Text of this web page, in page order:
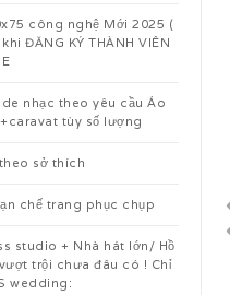
công nghệ Mới 2025 (
ĐĂNG KÝ THÀNH VIÊN
nhạc theo yêu cầu Áo
tùy số lượng
sở thích
chế trang phục chụp
studio + Nhà hát lớn/ Hồ
trội chưa đâu có ! Chỉ
wedding: